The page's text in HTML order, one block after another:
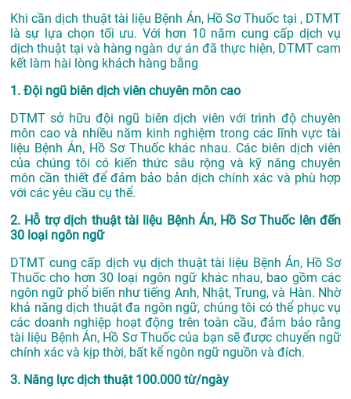
Khi cần dịch thuật tài liệu Bệnh Án, Hồ Sơ Thuốc tại , DTMT
là sự lựa chọn tối ưu. Với hơn 10 năm cung cấp dịch vụ
dịch thuật tại và hàng ngàn dự án đã thực hiện, DTMT cam
kết làm hài lòng khách hàng bằng
1. Đội ngũ biên dịch viên chuyên môn cao
DTMT sở hữu đội ngũ biên dịch viên với trình độ chuyên
môn cao và nhiều năm kinh nghiệm trong các lĩnh vực tài
liệu Bệnh Án, Hồ Sơ Thuốc khác nhau. Các biên dịch viên
của chúng tôi có kiến thức sâu rộng và kỹ năng chuyên
môn cần thiết để đảm bảo bản dịch chính xác và phù hợp
với các yêu cầu cụ thể.
2. Hỗ trợ dịch thuật tài liệu Bệnh Án, Hồ Sơ Thuốc lên đến
30 loại ngôn ngữ
DTMT cung cấp dịch vụ dịch thuật tài liệu Bệnh Án, Hồ Sơ
Thuốc cho hơn 30 loại ngôn ngữ khác nhau, bao gồm các
ngôn ngữ phổ biến như tiếng Anh, Nhật, Trung, và Hàn. Nhờ
khả năng dịch thuật đa ngôn ngữ, chúng tôi có thể phục vụ
các doanh nghiệp hoạt động trên toàn cầu, đảm bảo rằng
tài liệu Bệnh Án, Hồ Sơ Thuốc của bạn sẽ được chuyển ngữ
chính xác và kịp thời, bất kể ngôn ngữ nguồn và đích.
3. Năng lực dịch thuật 100.000 từ/ngày